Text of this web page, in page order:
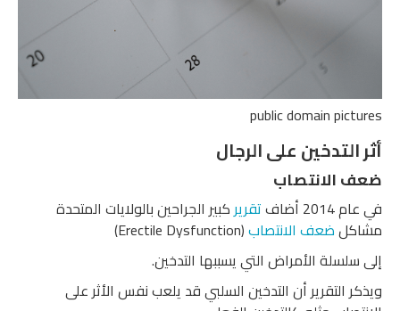
public domain pictures
أثر التدخين على الرجال
ضعف الانتصاب
في عام 2014 أضاف تقرير كبير الجراحين بالولايات المتحدة
مشاكلضعف الانتصاب(Erectile Dysfunction)
إلى سلسلة الأمراض التي يسببها التدخين.
ويذكر التقرير أن التدخين السلبي قد يلعب نفس الأثر على